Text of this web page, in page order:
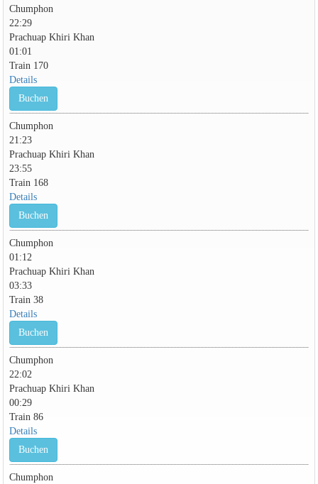
Chumphon
22:29
Prachuap Khiri Khan
01:01
Train 170
Details
Buchen
Chumphon
21:23
Prachuap Khiri Khan
23:55
Train 168
Details
Buchen
Chumphon
01:12
Prachuap Khiri Khan
03:33
Train 38
Details
Buchen
Chumphon
22:02
Prachuap Khiri Khan
00:29
Train 86
Details
Buchen
Chumphon